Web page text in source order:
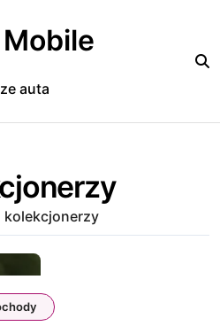
auta
kolekcjonerzy